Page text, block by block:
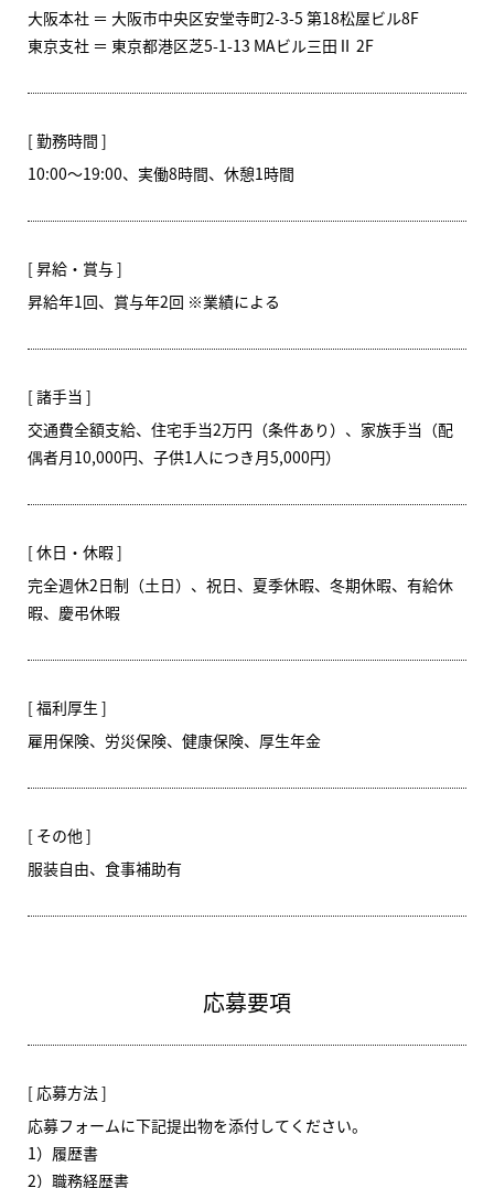
大阪本社 ＝ 大阪市中央区安堂寺町2-3-5 第18松屋ビル8F
東京支社 ＝ 東京都港区芝5-1-13 MAビル三田Ⅱ 2F
勤務時間
10:00～19:00、実働8時間、休憩1時間
昇給・賞与
昇給年1回、賞与年2回 ※業績による
諸手当
交通費全額支給、住宅手当2万円（条件あり）、家族手当（配
偶者月10,000円、子供1人につき月5,000円）
休日・休暇
完全週休2日制（土日）、祝日、夏季休暇、冬期休暇、有給休
暇、慶弔休暇
福利厚生
雇用保険、労災保険、健康保険、厚生年金
その他
服装自由、食事補助有
応募要項
応募方法
応募フォームに下記提出物を添付してください。
1）履歴書
2）職務経歴書